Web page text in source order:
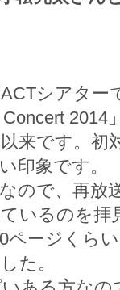
シアター
Concert 2014
来です。初
印象です。
ので、再放
いるのを拝
ページくら
た。